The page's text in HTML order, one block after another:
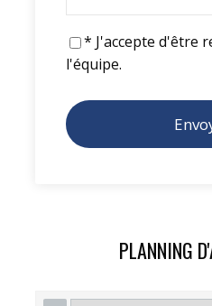
* J'accepte d'être
l'équipe.
PLANNING
ITINÉRAIRE